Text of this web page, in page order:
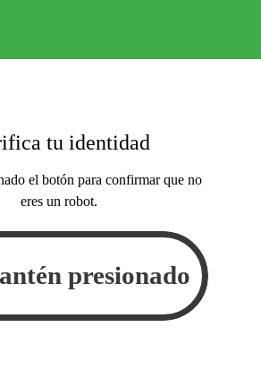
tu identidad
el botón para confirmar que no
eres un robot.